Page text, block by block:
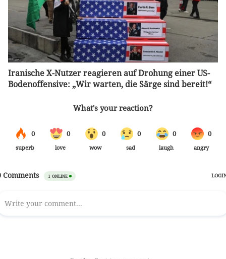
Iranische X-Nutzer reagieren auf Drohung einer US-
Bodenoffensive: „Wir warten, die Särge sind bereit!“